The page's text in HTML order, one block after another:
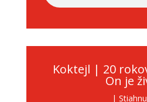
Koktejl | 20
On je
|